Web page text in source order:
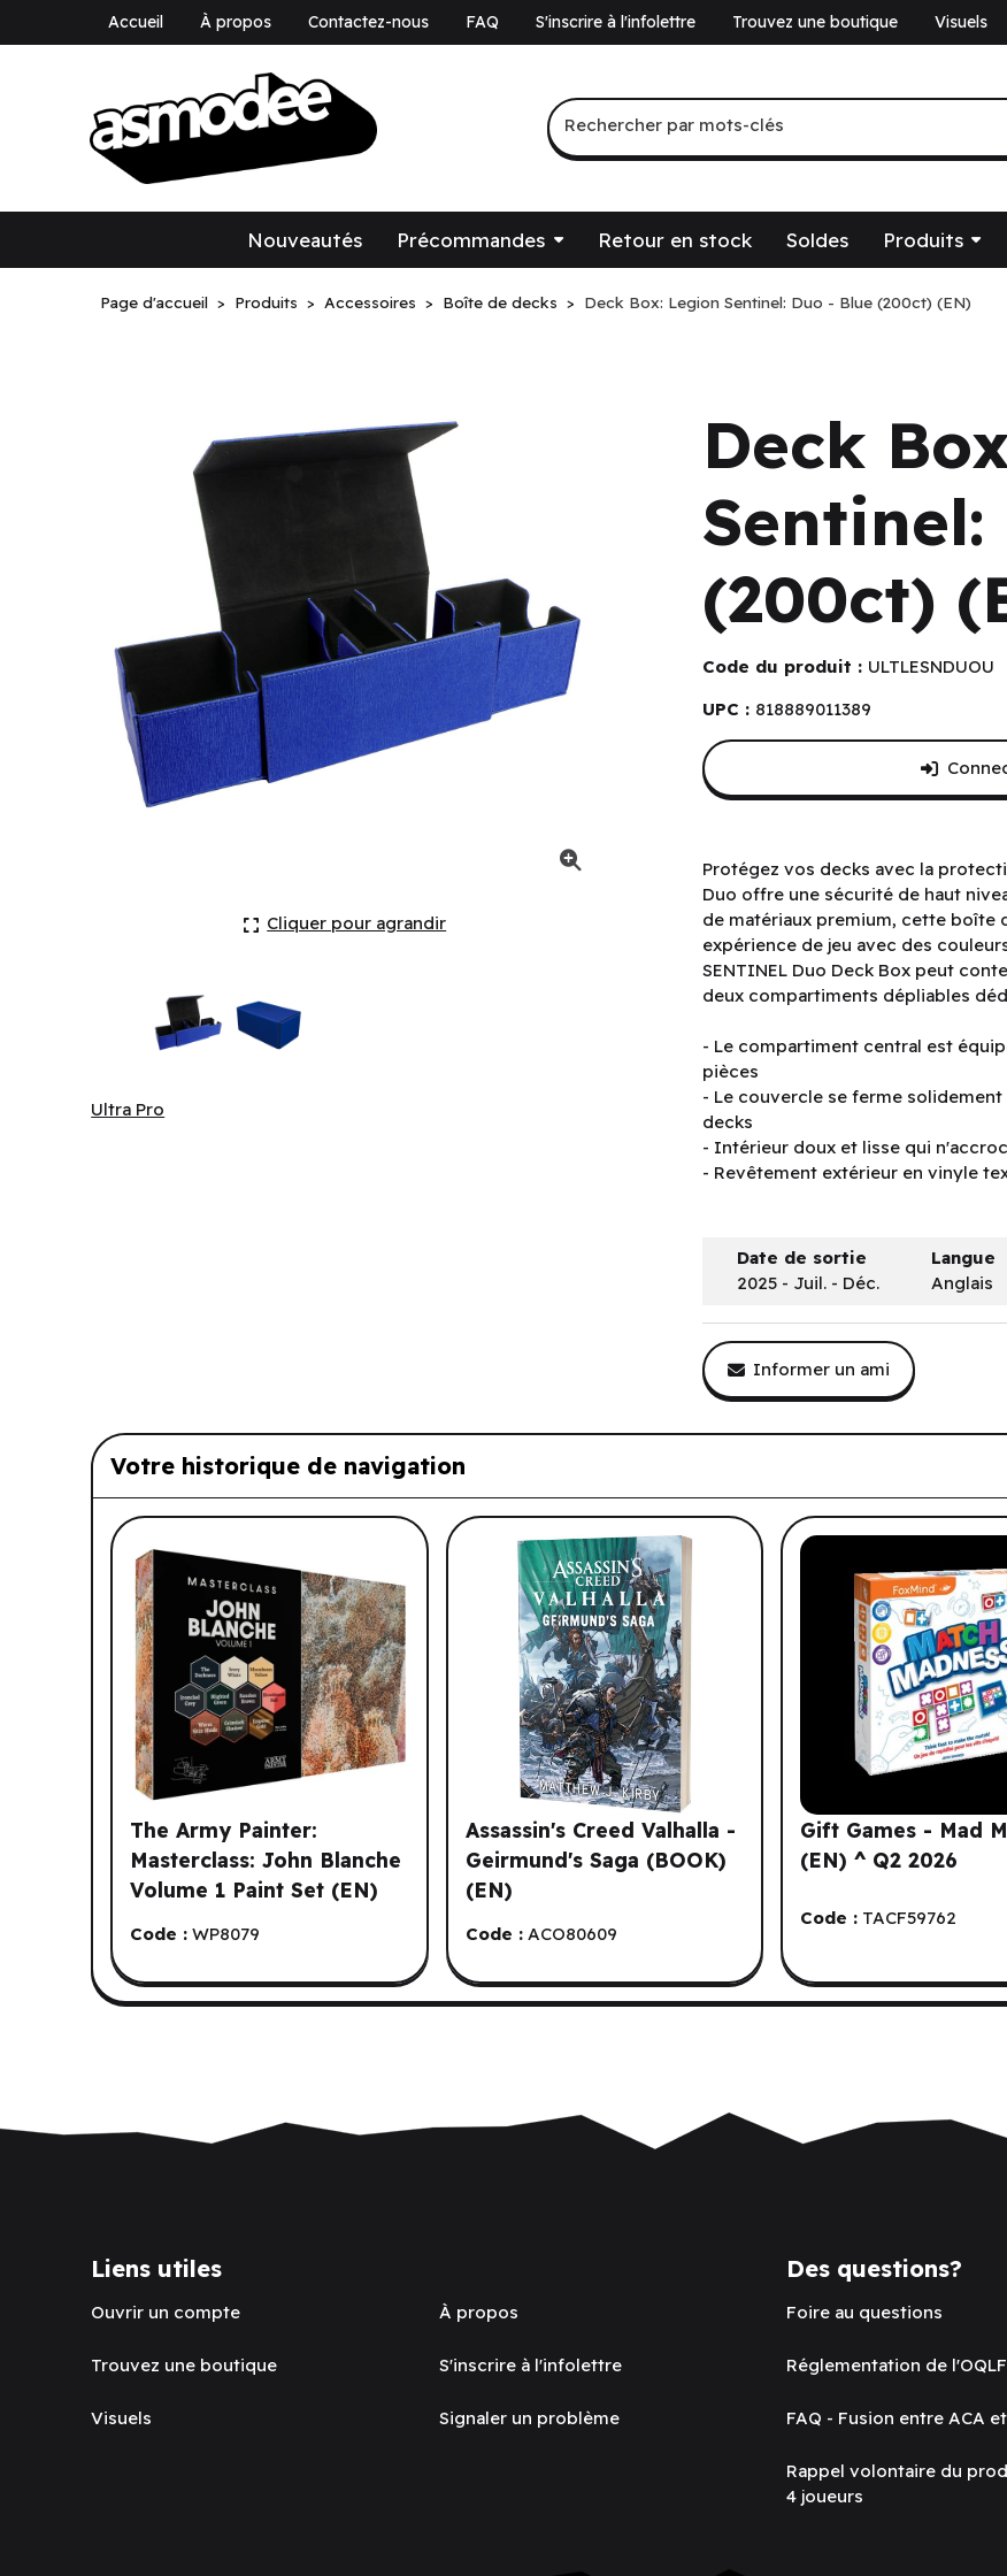
Accueil À propos Contactez-nous FAQ S'inscrire à l'infolettre Trouvez une boutique Visuels
Recherche par mots-clés
Rechercher par mots-clés
Nouveautés Précommandes Retour en stock Soldes Produits
Page d'accueil Produits Accessoires Boîte de decks Deck Box: Legion Sentinel: Duo - Blue (200ct) (EN)
Cliquer pour agrandir
Ultra Pro
Deck
(200ct)
Code du produit : ULTLESNDUOU
UPC : 818889011389
Protégez vos decks avec la
Duo offre une sécurité de haut
de matériaux premium, cette boîte
expérience de jeu avec des
SENTINEL Duo Deck Box peut
deux compartiments dépliables
- Le compartiment central est
pièces
- Le couvercle se ferme
decks
- Intérieur doux et lisse qui
- Revêtement extérieur en vinyle
Date de sortie
2025 - Juil. - Déc.
Langue
Anglais
Informer un ami
Votre historique de navigation
Liste de produits suggérés: Votre historique de navigation.
The Army Painter:
Masterclass: John Blanche
Volume 1 Paint Set (EN)
Code : WP8079
Assassin's Creed Valhalla -
Geirmund's Saga (BOOK)
(EN)
Code : ACO80609
Gift Games - Mad
(EN) ^ Q2 2026
Code : TACF59762
Liens utiles
Ouvrir un compte
Trouvez une boutique
Visuels
À propos
S'inscrire à l'infolettre
Signaler un problème
Des questions?
Foire au questions
Réglementation de l'OQLF
FAQ - Fusion entre ACA
Rappel volontaire du
4 joueurs